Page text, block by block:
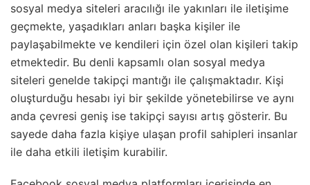
sosyal medya siteleri aracılığı ile yakınları ile iletişime
geçmekte, yaşadıkları anları başka kişiler ile
paylaşabilmekte ve kendileri için özel olan kişileri takip
etmektedir. Bu denli kapsamlı olan sosyal medya
siteleri genelde takipçi mantığı ile çalışmaktadır. Kişi
oluşturduğu hesabı iyi bir şekilde yönetebilirse ve aynı
anda çevresi geniş ise takipçi sayısı artış gösterir. Bu
sayede daha fazla kişiye ulaşan profil sahipleri insanlar
ile daha etkili iletişim kurabilir.